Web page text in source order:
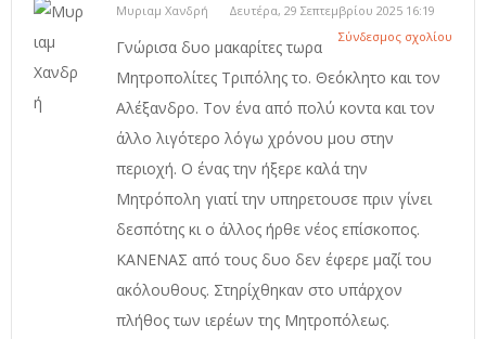
Μυριαμ Χανδρή
Δευτέρα, 29 Σεπτεμβρίου 2025 16:19
Σύνδεσμος σχολίου
Γνώρισα δυο μακαρίτες τωρα
Μητροπολίτες Τριπόλης το. Θεόκλητο και τον
Αλέξανδρο. Τον ένα από πολύ κοντα και τον
άλλο λιγότερο λόγω χρόνου μου στην
περιοχή. Ο ένας την ήξερε καλά την
Μητρόπολη γιατί την υπηρετουσε πριν γίνει
δεσπότης κι ο άλλος ήρθε νέος επίσκοπος.
ΚΑΝΕΝΑΣ από τους δυο δεν έφερε μαζί του
ακόλουθους. Στηρίχθηκαν στο υπάρχον
πλήθος των ιερέων της Μητροπόλεως.